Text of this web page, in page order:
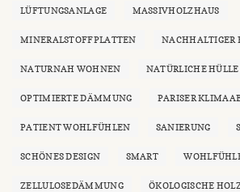
LÜFTUNGSANLAGE MASSIVHOLZHAUS
MINERALSTOFFPLATTEN NACHHALTIGER
NATURNAH WOHNEN NATÜRLICHE HÜLLE
OPTIMIERTE DÄMMUNG PARISER
PATIENT WOHLFÜHLEN SANIERUNG
SCHÖNES DESIGN SMART
ZELLULOSEDÄMMUNG ÖKOLOGISCHE